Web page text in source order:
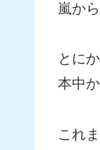
嵐か
とに
本中
これ